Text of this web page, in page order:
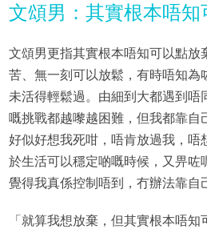
文頌男：其實根本唔知
文頌男更指其實根本唔知可以點放
苦、無一刻可以放鬆，有時唔知為
未活得輕鬆過。由細到大都遇到唔
嘅挑戰都越嚟越困難，但我都靠自
好似好想我死咁，唔肯放過我，唔
於生活可以穩定啲嘅時候，又畀咗
覺得我真係控制唔到，冇辦法靠自
「就算我想放棄，但其實根本唔